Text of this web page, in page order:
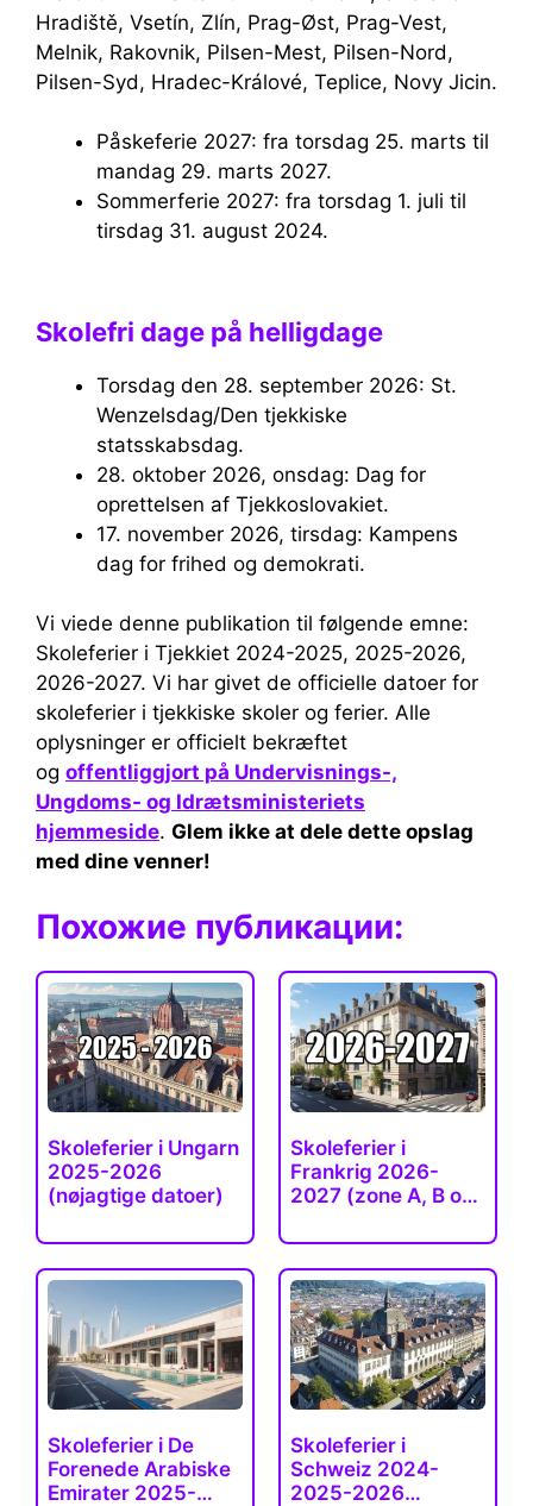
Hradiště, Vsetín, Zlín, Prag-Øst, Prag-Vest,
Melnik, Rakovnik, Pilsen-Mest, Pilsen-Nord,
Pilsen-Syd, Hradec-Králové, Teplice, Novy Jicin.
Påskeferie 2027: fra torsdag 25. marts til
mandag 29. marts 2027.
Sommerferie 2027: fra torsdag 1. juli til
tirsdag 31. august 2024.
Skolefri dage på helligdage
Torsdag den 28. september 2026: St.
Wenzelsdag/Den tjekkiske
statsskabsdag.
28. oktober 2026, onsdag: Dag for
oprettelsen af ​​Tjekkoslovakiet.
17. november 2026, tirsdag: Kampens
dag for frihed og demokrati.
Vi viede denne publikation til følgende emne:
Skoleferier i Tjekkiet 2024-2025, 2025-2026,
2026-2027. Vi har givet de officielle datoer for
skoleferier i tjekkiske skoler og ferier. Alle
oplysninger er officielt bekræftet
og offentliggjort på Undervisnings-,
Ungdoms- og Idrætsministeriets
hjemmeside. Glem ikke at dele dette opslag
med dine venner!
Похожие публикации:
Skoleferier i Ungarn
2025-2026
(nøjagtige datoer)
Skoleferier i
Frankrig 2026-
2027 (zone A, B og
Skoleferier i De
Forenede Arabiske
Emirater 2025-
Skoleferier i
Schweiz 2024-
2025-2026